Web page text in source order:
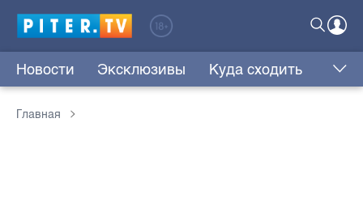
Новости Эксклюзивы Куда сходить
Главная